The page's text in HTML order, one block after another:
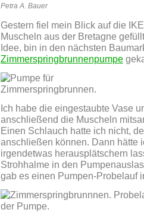
Petra A. Bauer
Gestern fiel mein Blick auf die
Muscheln aus der Bretagne
Idee, bin in den nächsten
Zimmerspringbrunnenpumpe
Ich habe die eingestaubte Vase
anschließend die Muscheln
Einen Schlauch hatte ich nicht,
anschließen können. Dann hätte
irgendetwas herausplätschern
Strohhalme in den
gab es einen Pumpen-Probelauf